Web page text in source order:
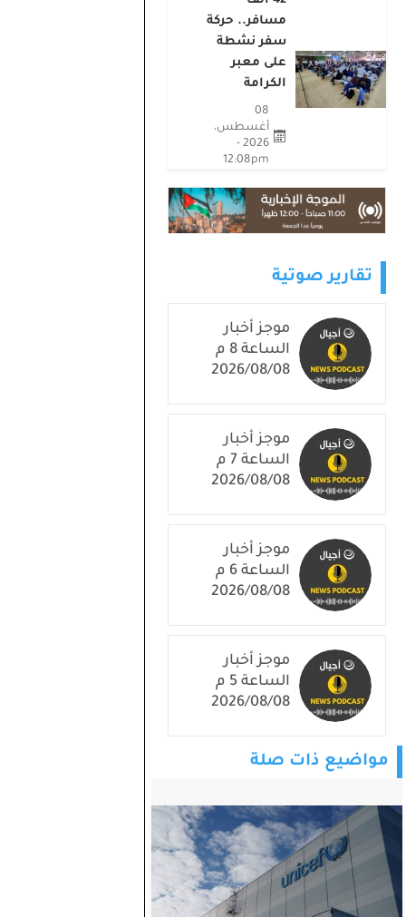
مسافر.. حركة
سفر نشطة
على معبر
الكرامة
08
أغسطس،
12:08pm
تقارير صوتية
موجز أخبار
2026/08/08
موجز أخبار
2026/08/08
موجز أخبار
2026/08/08
موجز أخبار
2026/08/08
مواضيع ذات صلة